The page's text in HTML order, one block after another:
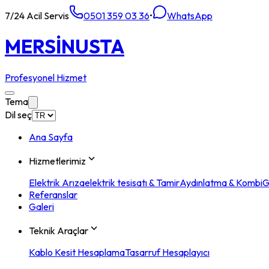
7/24 Acil Servis 0501 359 03 36• WhatsApp
MERSİNUSTA
Profesyonel Hizmet
Tema
Dil seç
Ana Sayfa
Hizmetlerimiz
Elektrik Arızaelektrik tesisatı & TamirAydınlatma & Kombi
Referanslar
Galeri
Teknik Araçlar
Kablo Kesit HesaplamaTasarruf Hesaplayıcı